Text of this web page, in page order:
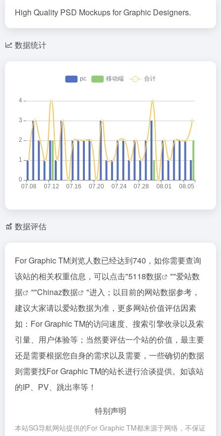
High Quality PSD Mockups for Graphic Designers.
数据统计
数据评估
For Graphic TM浏览人数已经达到740，如你需要查询
该站的相关权重信息，可以点击"5118数据 ""爱站数
据
""Chinaz数据
"进入；以目前的网站数据参考，
建议大家请以爱站数据为准，更多网站价值评估因素
如：For Graphic TM的访问速度、搜索引擎收录以及索
引量、用户体验等；当然要评估一个站的价值，最主要
还是需要根据您自身的需求以及需要，一些确切的数据
则需要找For Graphic TM的站长进行洽谈提供。如该站
的IP、PV、跳出率等！
特别声明
本站SG导航网站提供的For Graphic TM都来源于网络，不保证